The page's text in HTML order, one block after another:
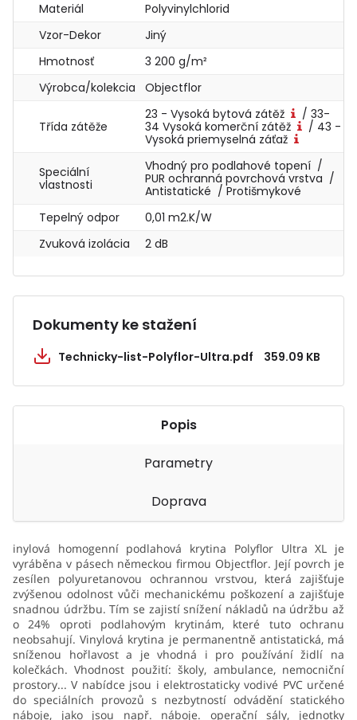
Materiál
Polyvinylchlorid
Vzor-Dekor
Jiný
Hmotnosť
3 200 g/m²
Výrobca/kolekcia
Objectflor
Třída zátěže
23 - Vysoká bytová zátěž
/ 33-
34 Vysoká komerční zátěž
/ 43 -
Vysoká priemyselná záťaž
Speciální
vlastnosti
Vhodný pro podlahové topení /
PUR ochranná povrchová vrstva /
Antistatické / Protišmykové
Tepelný odpor
0,01 m2.K/W
Zvuková izolácia
2 dB
Dokumenty ke stažení
Technicky-list-Polyflor-Ultra.pdf 359.09 KB
Popis
Parametry
Doprava
inylová homogenní podlahová krytina Polyflor Ultra XL je
vyráběna v pásech německou firmou Objectflor. Její povrch je
zesílen polyuretanovou ochrannou vrstvou, která zajišťuje
zvýšenou odolnost vůči mechanickému poškození a zajišťuje
snadnou údržbu. Tím se zajistí snížení nákladů na údržbu až
o 24% oproti podlahovým krytinám, které tuto ochranu
neobsahují. Vinylová krytina je permanentně antistatická, má
sníženou hořlavost a je vhodná i pro používání židlí na
kolečkách. Vhodnost použití: školy, ambulance, nemocniční
prostory... V nabídce jsou i elektrostaticky vodivé PVC určené
do speciálních provozů s nezbytností odvádění statického
náboje, jako jsou např. náboje. operační sály, jednotky